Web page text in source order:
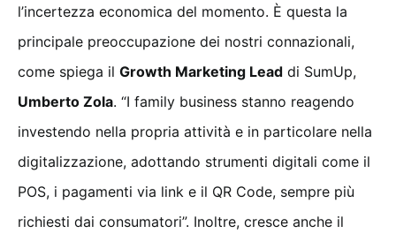
l’incertezza economica del momento. È questa la
principale preoccupazione dei nostri connazionali,
come spiega il Growth Marketing Lead di SumUp,
Umberto Zola. “I family business stanno reagendo
investendo nella propria attività e in particolare nella
digitalizzazione, adottando strumenti digitali come il
POS, i pagamenti via link e il QR Code, sempre più
richiesti dai consumatori”. Inoltre, cresce anche il